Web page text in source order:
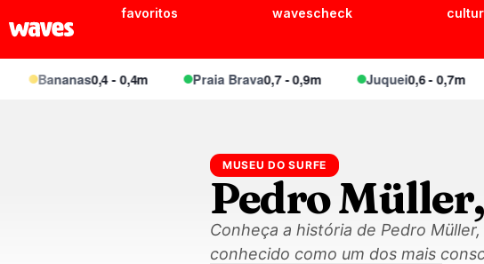
favoritos wavescheck
Bananas0,4 - 0,4m Praia Brava 0,7 - 0,9m Juquei0,6 - 0,7m
MUSEU DO SURFE
Pedro
Conheça a história de Pedro
conhecido como um dos mais